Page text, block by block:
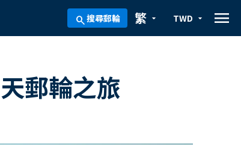
search搜尋郵輪 arrow_drop_down
繁 arrow_drop_down
TWD menu
郵輪之旅